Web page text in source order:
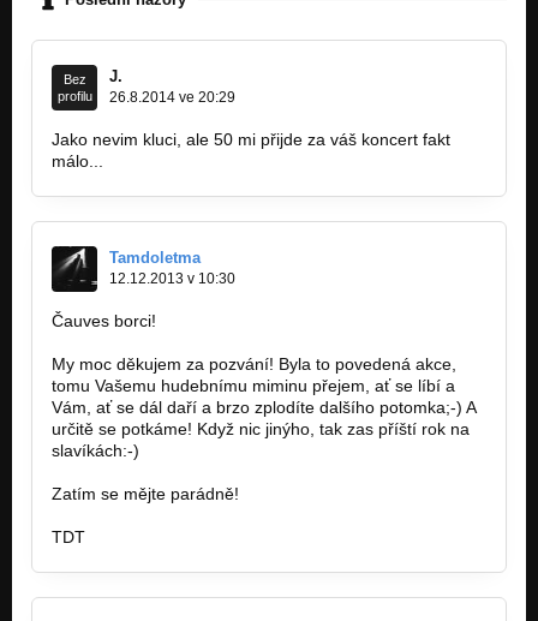
Bez
profilu
J.
26.8.2014 ve 20:29
Jako nevim kluci, ale 50 mi přijde za váš koncert fakt
málo...
Tamdoletma
12.12.2013 v 10:30
Čauves borci!
My moc děkujem za pozvání! Byla to povedená akce,
tomu Vašemu hudebnímu miminu přejem, ať se líbí a
Vám, ať se dál daří a brzo zplodíte dalšího potomka;-) A
určitě se potkáme! Když nic jinýho, tak zas příští rok na
slavíkách:-)
Zatím se mějte parádně!
TDT